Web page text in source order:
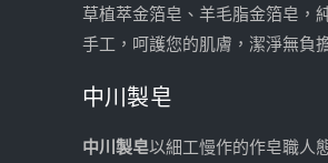
草植萃金箔皂、羊毛脂金箔皂，
手工，呵護您的肌膚，潔淨無負
中川製皂
中川製皂以細工慢作的作皂職人